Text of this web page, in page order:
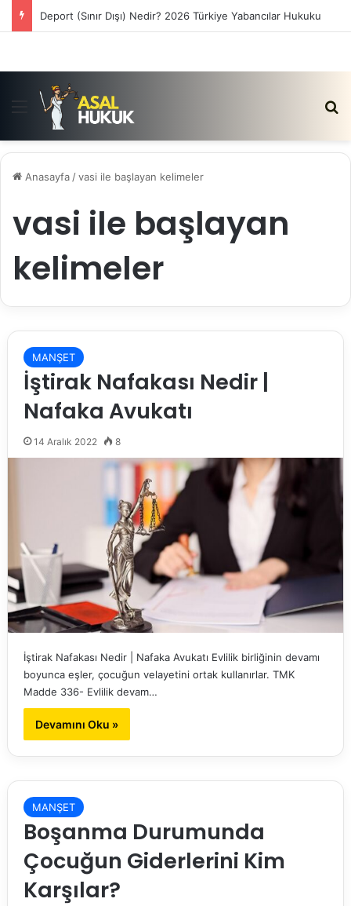
Deport (Sınır Dışı) Nedir? 2026 Türkiye Yabancılar Hukuku
Menü
Anasayfa /vasi ile başlayan kelimeler
vasi ile başlayan
kelimeler
MANŞET
İştirak Nafakası Nedir |
Nafaka Avukatı
14 Aralık 2022 8
İştirak Nafakası Nedir | Nafaka Avukatı Evlilik birliğinin devamı
boyunca eşler, çocuğun velayetini ortak kullanırlar. TMK
Madde 336- Evlilik devam…
Devamını Oku »
MANŞET
Boşanma Durumunda
Çocuğun Giderlerini Kim
Karşılar?